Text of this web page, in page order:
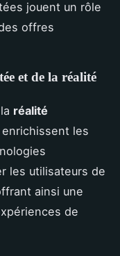
jouent un rôle
offres
et de la réalité
réalité
enrichissent les
les utilisateurs de
ainsi une
de